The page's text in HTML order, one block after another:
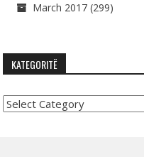
March 2017 (299)
KATEGORITË
Kategoritë